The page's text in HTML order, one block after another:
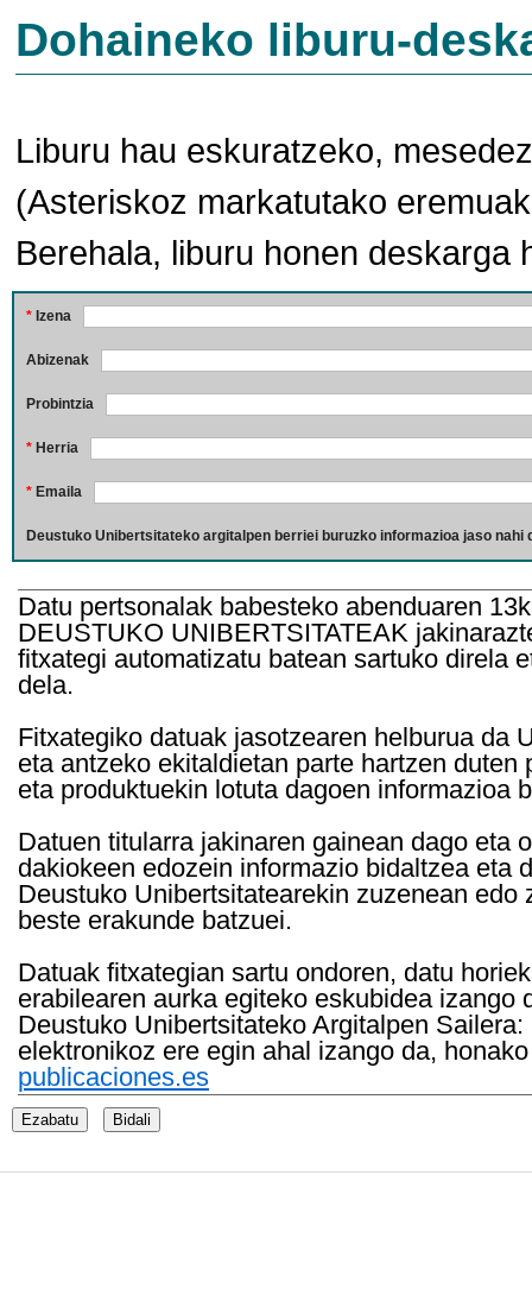
Dohaineko liburu-
Liburu hau eskuratzeko,
(Asteriskoz markatutako
Berehala, liburu honen deskarga
* Izena
Abizenak
Probintzia
* Herria
* Emaila
Deustuko Unibertsitateko argitalpen berriei buruzko informazioa jaso nahi
Datu pertsonalak babesteko abenduaren
DEUSTUKO UNIBERTSITATEAK
fitxategi automatizatu batean sartuko direla
dela.
Fitxategiko datuak jasotzearen helburua da
eta antzeko ekitaldietan parte hartzen
eta produktuekin lotuta dagoen informazioa
Datuen titularra jakinaren gainean dago eta
dakiokeen edozein informazio bidaltzea eta
Deustuko Unibertsitatearekin zuzenean
beste erakunde batzuei.
Datuak fitxategian sartu ondoren, datu
erabilearen aurka egiteko eskubidea
Deustuko Unibertsitateko Argitalpen
elektronikoz ere egin ahal izango da,
publicaciones.es
Ezabatu Bidali